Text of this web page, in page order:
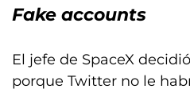
Fake accounts
El jefe de SpaceX
porque Twitter no le